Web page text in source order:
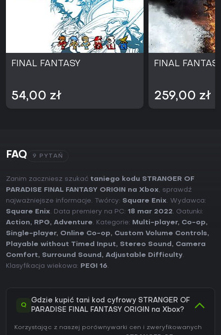
FINAL FANTASY
54,00 zł
FINAL
259,00 zł
FAQ 9 PYTAŃ
Zanim zaczniesz szukać taniego kodu STRANGER OF
PARADISE FINAL FANTASY ORIGIN na Xbox, sprawdź
najważniejsze informacje. Twórcy: Square Enix. Wydawca:
Square Enix. Data premiery na PC: 18 mar 2022. Gatunki:
Action, RPG, Adventure. Kategorie: Multi-player, Co-op,
Single-player, Online Co-op, Custom Volume Controls,
Playable without Timed Input, Stereo Sound , Camera
Comfort, Surround Sound , Adjustable Difficulty.
Klasyfikacja wiekowa:
PEGI 16.
Q
Gdzie kupić tani kod cyfrowy STRANGER OF
PARADISE FINAL FANTASY ORIGIN na Xbox?
Korzystając z naszej porównywarki cen i zweryfikowanych